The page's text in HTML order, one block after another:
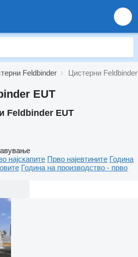
Feldbinder Цистерни
EUT
Feldbinder EUT
најскапите Прво најевтините Година
Година на производство - прво